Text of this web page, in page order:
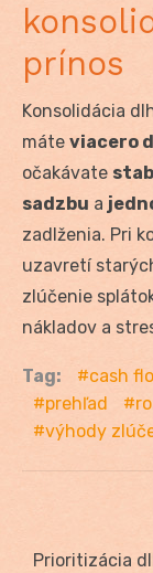
prínos
Konsolidácia
máte viacero
očakávate
sadzbu a
zadlženia. Pri
uzavretí
zlúčenie
nákladov a
Tag: cash
prehľad
výhody
Previous
Prioritizácia